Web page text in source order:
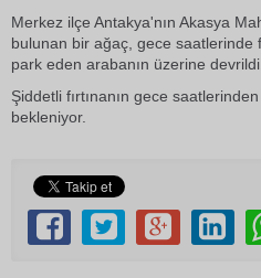
Merkez ilçe Antakya'nın Akasya
bulunan bir ağaç, gece saatlerinde
park eden arabanın üzerine devrildi.
Şiddetli fırtınanın gece
bekleniyor.